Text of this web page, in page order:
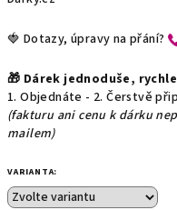
🍓 Dotazy, úpravy na přání?
🎁 Dárek jednoduše,
1. Objednáte - 2. Čerstvě
(fakturu ani cenu k dárku
mailem)
VARIANTA: